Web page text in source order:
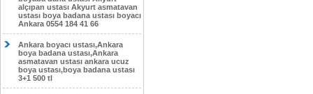
alçıpan ustası Akyurt asmatavan
ustası boya badana ustası boyacı
Ankara 0554 184 41 66
Ankara boyacı ustası,Ankara
boya badana ustası,Ankara
asmatavan ustası ankara ucuz
boya ustası,boya badana ustası
3+1 500 tl